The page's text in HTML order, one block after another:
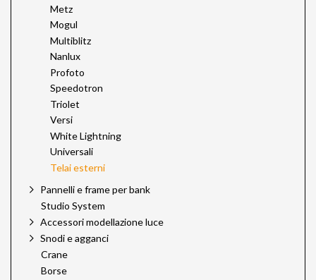
Metz
Mogul
Multiblitz
Nanlux
Profoto
Speedotron
Triolet
Versi
White Lightning
Universali
Telai esterni
Pannelli e frame per bank
Studio System
Accessori modellazione luce
Snodi e agganci
Crane
Borse